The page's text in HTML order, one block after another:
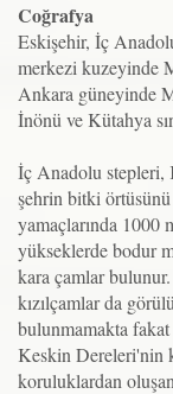
Coğrafya
Eskişehir, İç
merkezi kuzeyinde
Ankara güneyinde
İnönü ve Kütahya
İç Anadolu stepleri,
şehrin bitki
yamaçlarında 1000
yükseklerde bodur
kara çamlar bulunur.
kızılçamlar da
bulunmamakta
Keskin Dereleri'nin
koruluklardan